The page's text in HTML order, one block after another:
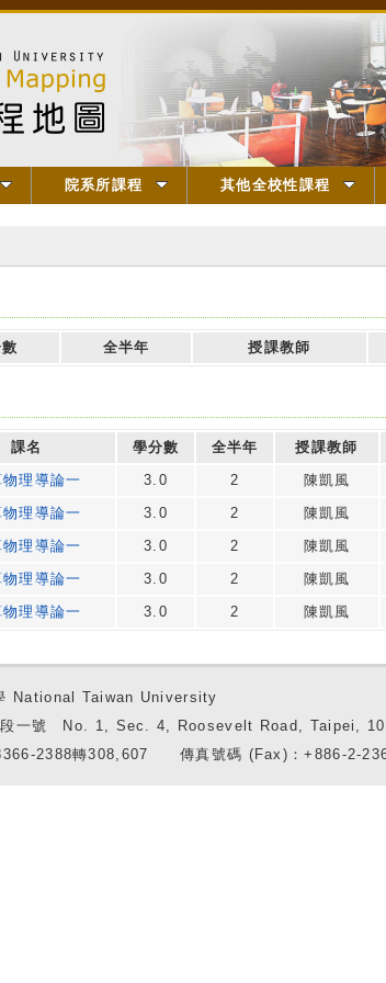
院系所課程 其他全校性課程
全半年 授課教師
課名 學分數 全半年 授課教師
理導論一 3.0 2 陳凱風
理導論一 3.0 2 陳凱風
理導論一 3.0 2 陳凱風
理導論一 3.0 2 陳凱風
理導論一 3.0 2 陳凱風
National Taiwan University
段一號 No. 1, Sec. 4, Roosevelt Road, Taipei,
2388轉308,607 傳真號碼 (Fax)：+886-2-